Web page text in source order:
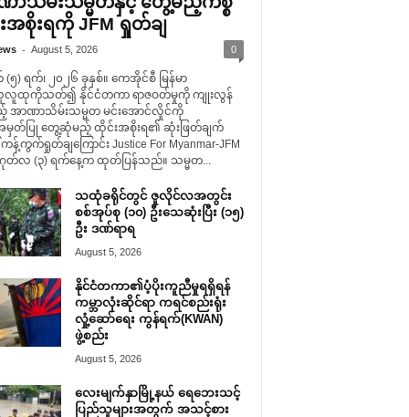
အစိုးရကို JFM ရှုတ်ချ
- August 5, 2026 0
) ရက်၊ ၂၀၂၆ ခုနှစ်။ ကေအိုင်စီ မြန်မာ
လူထုကိုသတ်၍ နိုင်ငံတကာ ရာဇဝတ်မှုကို ကျုးလွန်
အာဏာသိမ်းသမ္မတ မင်းအောင်လှိုင်ကို
တ်ပြု တွေ့ဆုံမည့် ထိုင်းအစိုးရ၏ ဆုံးဖြတ်ချက်
န့်ကွက်ရှုတ်ချကြောင်း Justice For Myanmar-JFM
လ (၃) ရက်နေ့က ထုတ်ပြန်သည်။ သမ္မတ...
သထုံခရိုင်တွင် ဇူလိုင်လအတွင်း
စစ်အုပ်စု (၁၀) ဦးသေဆုံးပြီး (၁၅)
ဦး ဒဏ်ရာရ
August 5, 2026
နိုင်ငံတကာ၏ပံ့ပိုးကူညီမှုရရှိရန်
ကမ္ဘာလုံးဆိုင်ရာ ကရင်စည်းရုံး
လှုံ့ဆော်ရေး ကွန်ရက်(KWAN)
ဖွဲ့စည်း
August 5, 2026
လေးမျက်နှာမြို့နယ် ရေဘေးသင့်
ပြည်သူများအတွက် အသင့်စား